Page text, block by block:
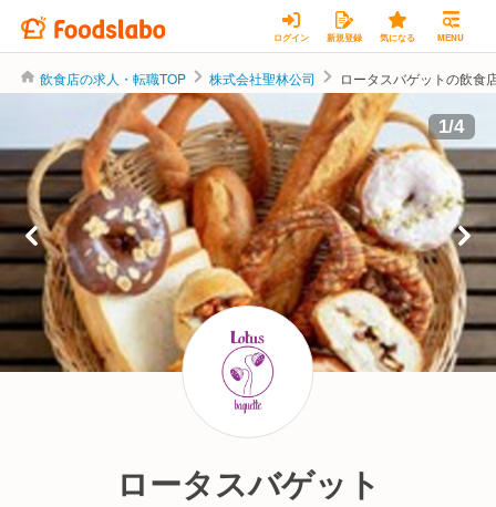
ログイン 新規登録 気になる MENU
飲食店の求人・転職TOP 株式会社聖林公司 ロータスバゲットの飲食
株式会社聖林公司 1/4
ロータスバゲット